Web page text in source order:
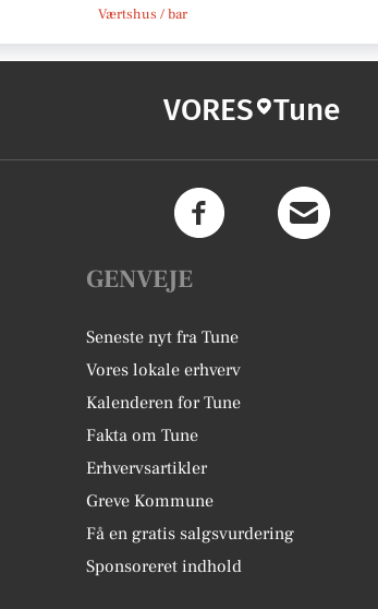
Værtshus / bar
VORES Tune
GENVEJE
Seneste nyt fra Tune
Vores lokale erhverv
Kalenderen for Tune
Fakta om Tune
Erhvervsartikler
Greve Kommune
Få en gratis salgsvurdering
Sponsoreret indhold